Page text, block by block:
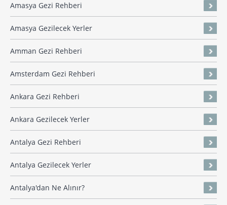
Amasya Gezi Rehberi
Amasya Gezilecek Yerler
Amman Gezi Rehberi
Amsterdam Gezi Rehberi
Ankara Gezi Rehberi
Ankara Gezilecek Yerler
Antalya Gezi Rehberi
Antalya Gezilecek Yerler
Antalya'dan Ne Alınır?